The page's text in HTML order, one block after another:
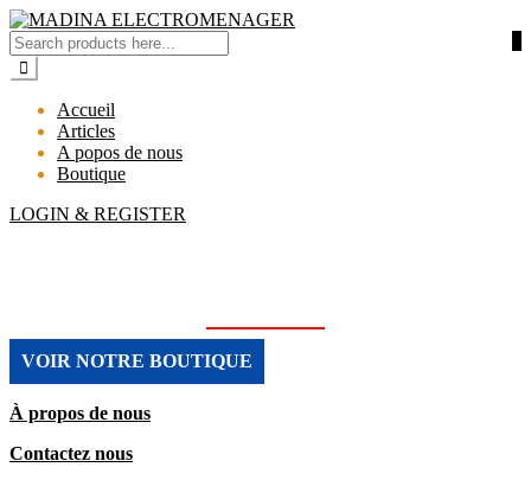
Accueil
Articles
A popos de nous
Boutique
LOGIN & REGISTER
VOIR NOTRE BOUTIQUE
À propos de nous
Contactez nous